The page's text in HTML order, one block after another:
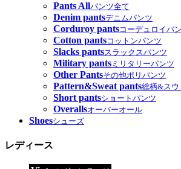
Pants Allパンツ全て
Denim pantsデニムパンツ
Corduroy pantsコーデュロイパ
Cotton pantsコットンパンツ
Slacks pantsスラックスパンツ
Military pants ミリタリーパンツ
Other Pantsその他ポリパンツ
Pattern&Sweat pants総柄&スウ
Short pantsショートパンツ
Overallsオーバーオール
Shoesシューズ
レディース